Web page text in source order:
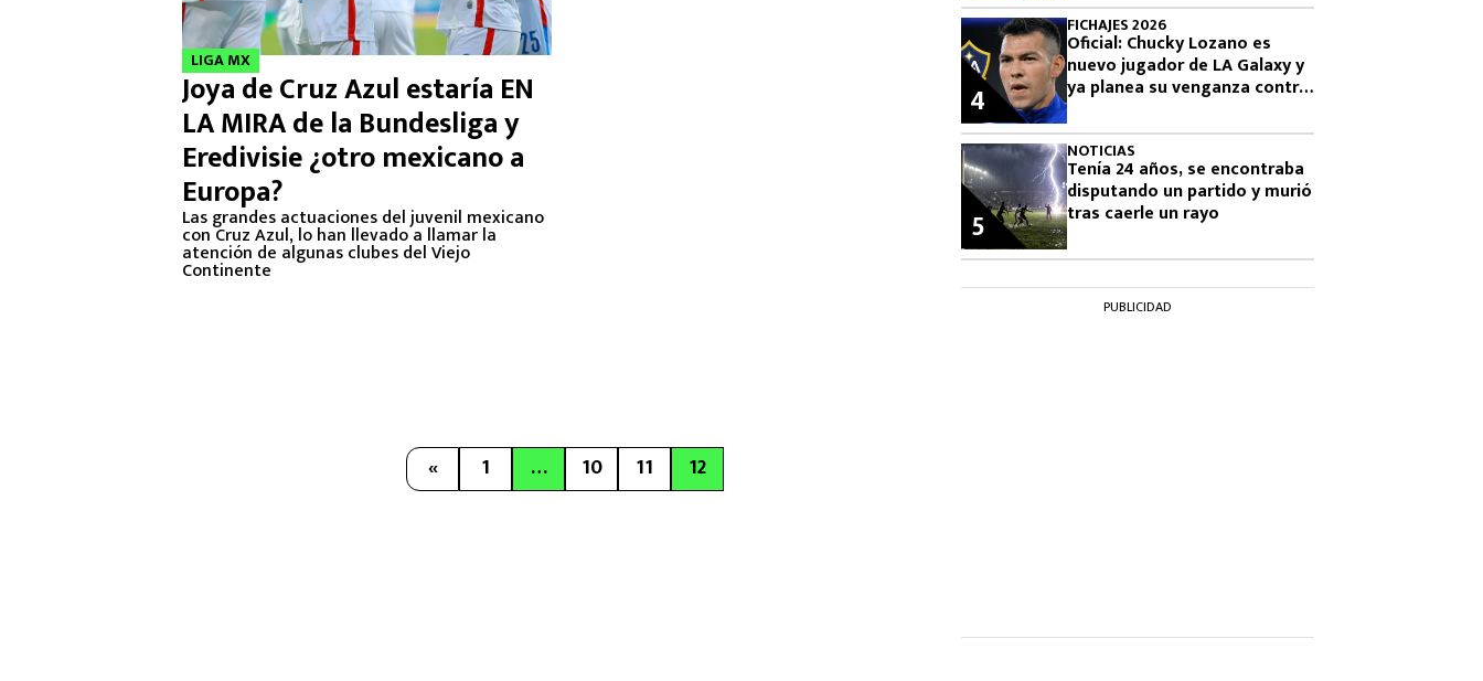
LIGA MX
Joya de Cruz Azul estaría EN
LA MIRA de la Bundesliga y
Eredivisie ¿otro mexicano a
Europa?
Las grandes actuaciones del juvenil mexicano
con Cruz Azul, lo han llevado a llamar la
atención de algunas clubes del Viejo
Continente
« 1 … 10 11 12
FICHAJES 2026
Oficial: Chucky Lozano es
nuevo jugador de LA Galaxy y
ya planea su venganza contra
4
NOTICIAS
Tenía 24 años, se encontraba
disputando un partido y murió
tras caerle un rayo
5
PUBLICIDAD